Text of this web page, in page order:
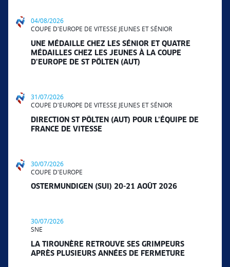
04/08/2026
COUPE D'EUROPE DE VITESSE JEUNES ET SÉNIOR
UNE MÉDAILLE CHEZ LES SÉNIOR ET QUATRE
MÉDAILLES CHEZ LES JEUNES À LA COUPE
D’EUROPE DE ST PÖLTEN (AUT)
31/07/2026
COUPE D'EUROPE DE VITESSE JEUNES ET SÉNIOR
DIRECTION ST PÖLTEN (AUT) POUR L’ÉQUIPE DE
FRANCE DE VITESSE
30/07/2026
COUPE D'EUROPE
OSTERMUNDIGEN (SUI) 20-21 AOÛT 2026
30/07/2026
SNE
LA TIROUNÈRE RETROUVE SES GRIMPEURS
APRÈS PLUSIEURS ANNÉES DE FERMETURE